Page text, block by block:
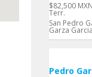
$82,500
Terr.
San Pedro
Garza
Pedro